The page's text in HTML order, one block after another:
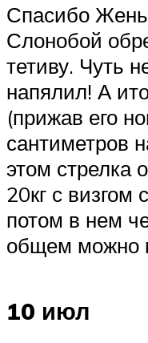
Спасибо
Слонобой
тетиву. Чуть
напялил! А
(прижав его
сантиметров
этом стрелка
20кг с визгом
потом в нем
общем можно
10 июл